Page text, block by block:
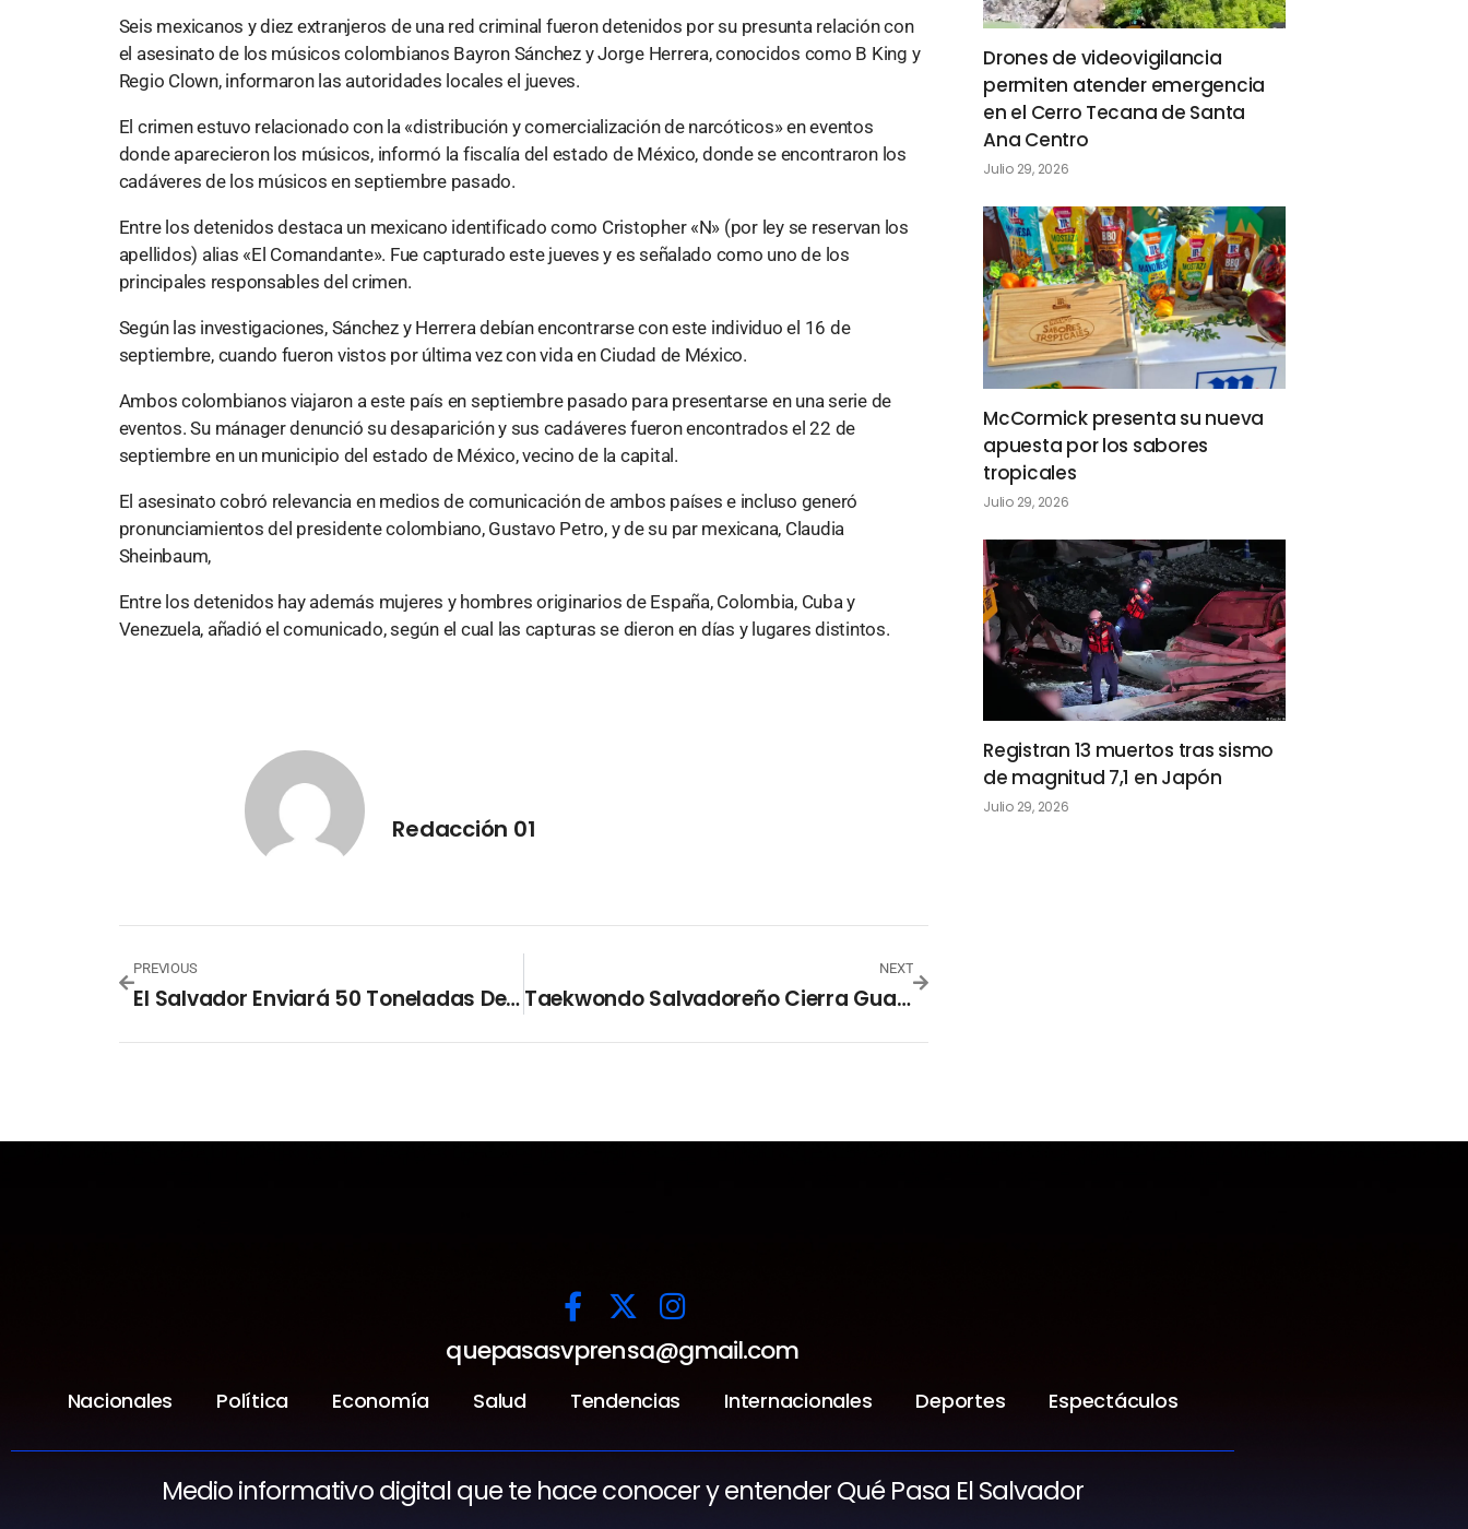
Seis mexicanos y diez extranjeros de una red criminal fueron detenidos por su presunta relación con
el asesinato de los músicos colombianos Bayron Sánchez y Jorge Herrera, conocidos como B King y
Regio Clown, informaron las autoridades locales el jueves.
El crimen estuvo relacionado con la «distribución y comercialización de narcóticos» en eventos
donde aparecieron los músicos, informó la fiscalía del estado de México, donde se encontraron los
cadáveres de los músicos en septiembre pasado.
Entre los detenidos destaca un mexicano identificado como Cristopher «N» (por ley se reservan los
apellidos) alias «El Comandante». Fue capturado este jueves y es señalado como uno de los
principales responsables del crimen.
Según las investigaciones, Sánchez y Herrera debían encontrarse con este individuo el 16 de
septiembre, cuando fueron vistos por última vez con vida en Ciudad de México.
Ambos colombianos viajaron a este país en septiembre pasado para presentarse en una serie de
eventos. Su mánager denunció su desaparición y sus cadáveres fueron encontrados el 22 de
septiembre en un municipio del estado de México, vecino de la capital.
El asesinato cobró relevancia en medios de comunicación de ambos países e incluso generó
pronunciamientos del presidente colombiano, Gustavo Petro, y de su par mexicana, Claudia
Sheinbaum,
Entre los detenidos hay además mujeres y hombres originarios de España, Colombia, Cuba y
Venezuela, añadió el comunicado, según el cual las capturas se dieron en días y lugares distintos.
Redacción 01
PREVIOUS
El Salvador Enviará 50 Toneladas De Ayuda Humanitaria A Jamaica
NEXT
Taekwondo Salvadoreño Cierra Guatemala 2025 Con Medallas
Drones de videovigilancia
permiten atender emergencia
en el Cerro Tecana de Santa
Ana Centro
Julio 29, 2026
McCormick presenta su nueva
apuesta por los sabores
tropicales
Julio 29, 2026
Registran 13 muertos tras sismo
de magnitud 7,1 en Japón
Julio 29, 2026
quepasasvprensa@gmail.com
Nacionales Política Economía Salud Tendencias Internacionales Deportes Espectáculos
Medio informativo digital que te hace conocer y entender Qué Pasa El Salvador